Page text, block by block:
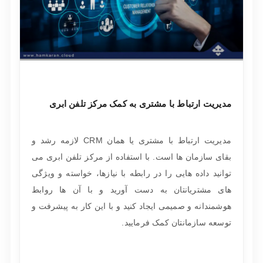
مدیریت ارتباط با مشتری به کمک مرکز تلفن ابری
مدیریت ارتباط با مشتری یا همان CRM لازمه رشد و
بقای سازمان ها است. با استفاده از مرکز تلفن ابری می
توانید داده هایی را در رابطه با نیازها، خواسته و ویژگی
های مشتریانتان به دست آورید و با آن ها روابط
هوشمندانه و صمیمی ایجاد کنید و با این کار به پیشرفت و
توسعه سازمانتان کمک فرمایید.